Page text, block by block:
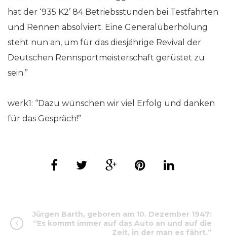
hat der ‘935 K2’ 84 Betriebsstunden bei Testfahrten
und Rennen absolviert. Eine Generalüberholung
steht nun an, um für das diesjährige Revival der
Deutschen Rennsportmeisterschaft gerüstet zu
sein.”
werk1: “Dazu wünschen wir viel Erfolg und danken
für das Gespräch!”
Jürgen Barth, geboren am 10. Dezember 1947:
“Es kommt immer auf das Auto an und auf die
Zeit, in der man es fährt.”